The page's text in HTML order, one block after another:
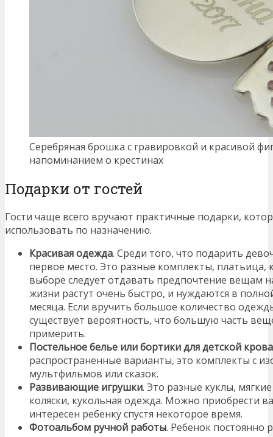
Серебряная брошка с гравировкой и красивой
напоминанием о крестинах
Подарки от гостей
Гости чаще всего вручают практичные подарки,
использовать по назначению.
Красивая одежда. Среди того, что подарить
первое место. Это разные комплекты,
выборе следует отдавать предпочтение вещам
жизни растут очень быстро, и нуждаются в
месяца. Если вручить большое количество
существует вероятность, что большую часть
примерить.
Постельное белье или бортики для детской
распространенные варианты, это комплекты с
мультфильмов или сказок.
Развивающие игрушки. Это разные куклы,
коляски, кукольная одежда. Можно приобрести
интересен ребенку спустя некоторое время.
Фотоальбом ручной работы. Ребенок постоянно